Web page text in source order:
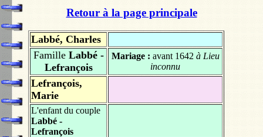
Retour à la page principale
Labbé, Charles
FamilleLabbé -
Lefrançois
Mariage : avant 1642 à Lieu
inconnu
Lefrançois,
Marie
L'enfant du couple
Labbé -
Lefrançois